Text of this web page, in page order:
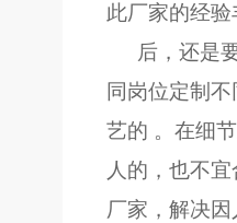
此厂家的经验
后，还是
同岗位定制
艺的 。在细
人的，也不
厂家，解决